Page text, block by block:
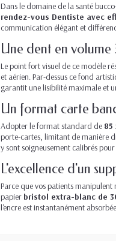
Dans le domaine de la santé
rendez-vous Dentiste avec
communication élégant et
Une dent en
Le point fort visuel de ce modèle
et aérien. Par-dessus ce fond
garantit une lisibilité maximale et
Un format carte
Adopter le format standard de 85
porte-cartes, limitant de manière
y sont soigneusement calibrés
L'excellence d'un
Parce que vos patients
papier bristol extra-blanc de
l'encre est instantanément